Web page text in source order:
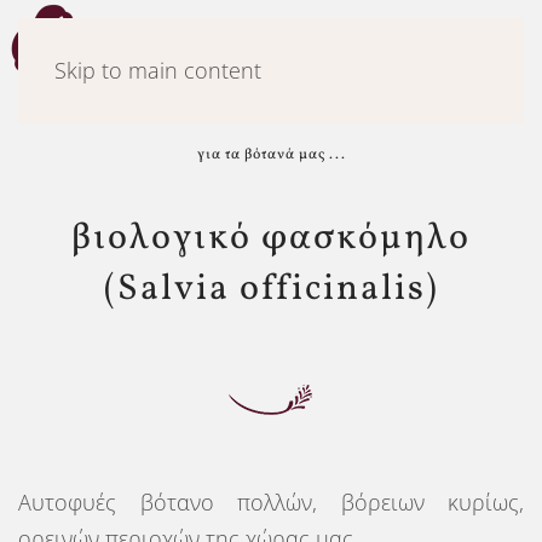
Skip to main content
για τα βότανά μας ...
βιολογικό φασκόμηλο
(Salvia officinalis)
Αυτοφυές βότανο πολλών, βόρειων κυρίως,